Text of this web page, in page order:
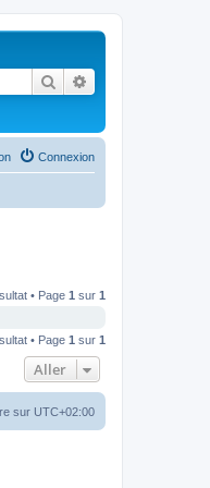
Rechercher
Connexion
• Page 1 sur 1
• Page 1 sur 1
Aller
sur UTC+02:00